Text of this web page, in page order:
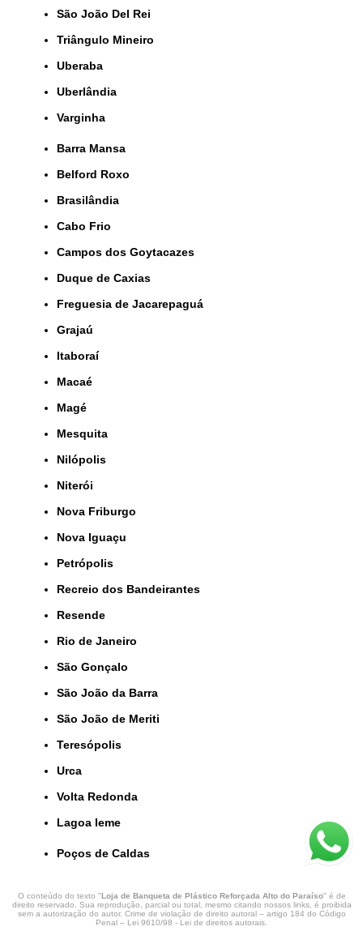
São João Del Rei
Triângulo Mineiro
Uberaba
Uberlândia
Varginha
Barra Mansa
Belford Roxo
Brasilândia
Cabo Frio
Campos dos Goytacazes
Duque de Caxias
Freguesia de Jacarepaguá
Grajaú
Itaboraí
Macaé
Magé
Mesquita
Nilópolis
Niterói
Nova Friburgo
Nova Iguaçu
Petrópolis
Recreio dos Bandeirantes
Resende
Rio de Janeiro
São Gonçalo
São João da Barra
São João de Meriti
Teresópolis
Urca
Volta Redonda
lagoa leme
Poços de Caldas
O conteúdo do texto "Loja de Banqueta de Plástico Reforçada Alto do Paraíso" é de
direito reservado. Sua reprodução, parcial ou total, mesmo citando nossos links, é proibida
sem a autorização do autor. Crime de violação de direito autoral – artigo 184 do Código
Penal – Lei 9610/98 - Lei de direitos autorais